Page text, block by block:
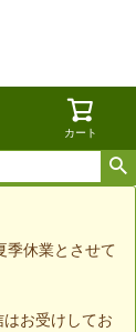
カート
季休業とさせて
お受けしてお